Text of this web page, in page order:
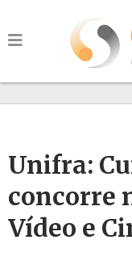
Unifra:
concorre
Vídeo e